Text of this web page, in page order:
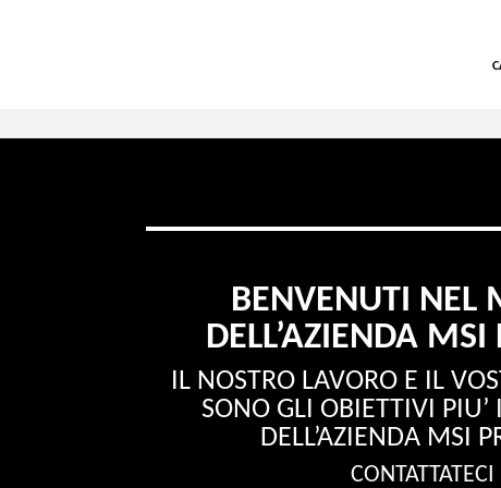
BENVENUTI NEL
DELL’AZIENDA MSI
IL NOSTRO LAVORO E IL
SONO GLI OBIETTIVI PIU’
DELL’AZIENDA MSI
CONTATTATECI